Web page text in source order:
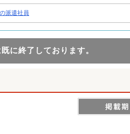
派遣社員
に終了しております。